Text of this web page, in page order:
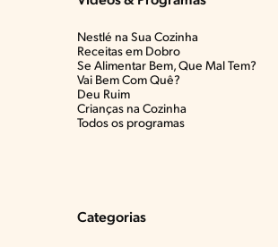
Nestlé na Sua Cozinha
Receitas em Dobro
Se Alimentar Bem, Que Mal Tem?​
Vai Bem Com Quê?​
Deu Ruim​
Crianças na Cozinha​
Todos os programas
Categorias